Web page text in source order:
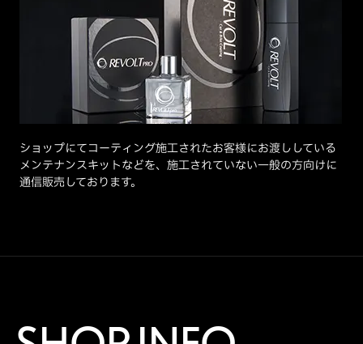
ショップにてコーティング施工されたお客様にお渡ししている
メンテナンスキットなどを、施工されていない一般の方向けに
通信販売しております。